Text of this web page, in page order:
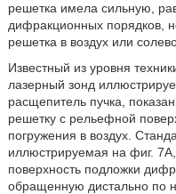
решетка имела сильную,
дифракционных порядков,
решетка в воздух или
Известный из уровня
лазерный зонд
расщепитель пучка,
решетку с рельефной
погружения в воздух.
иллюстрируемая на фиг.
поверхность подложки
обращенную дистально по